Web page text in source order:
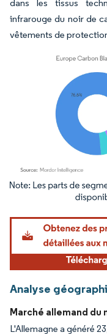
dans les tissus
infrarouge du noir de
vêtements de
Image © Mordor
Analyse
Marché allemand du
L'Allemagne a généré